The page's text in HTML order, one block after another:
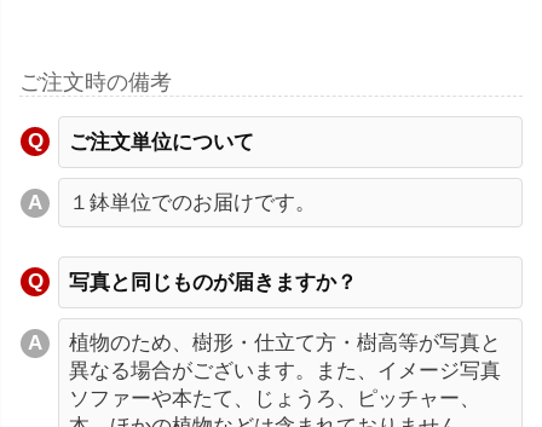
ご注文時の備考
ご注文単位について
１鉢単位でのお届けです。
写真と同じものが届きますか？
植物のため、樹形・仕立て方・樹高等が写真と
異なる場合がございます。また、イメージ写真
ソファーや本たて、じょうろ、ピッチャー、